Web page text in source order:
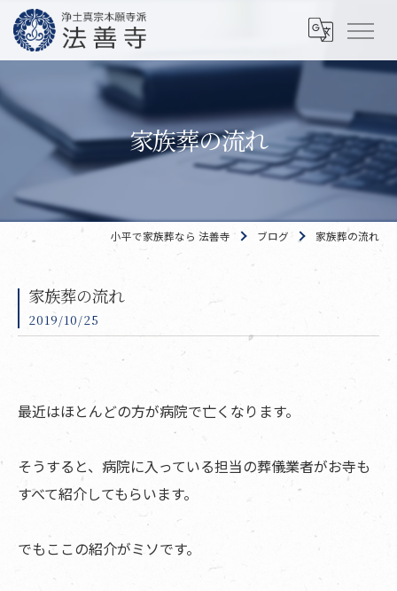
家族葬の流れ
小平で家族葬なら 法善寺 ブログ 家族葬の流れ
家族葬の流れ
2019/10/25
最近はほとんどの方が病院で亡くなります。
そうすると、病院に入っている担当の葬儀業者がお寺も
すべて紹介してもらいます。
でもここの紹介がミソです。